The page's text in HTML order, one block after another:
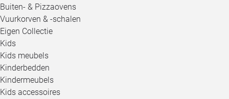
Buiten- & Pizzaovens
Vuurkorven & -schalen
Eigen Collectie
Kids
Kids meubels
Kinderbedden
Kindermeubels
Kids accessoires